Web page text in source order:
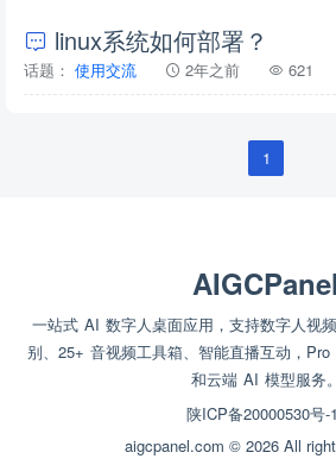
linux系统如何部署？
话题： 使用交流 2年之前 621
1
AIGCPanel
一站式 AI 数字人桌面应用，支持数字人视
别、25+ 音视频工具箱、智能直播互动，
和云端 AI 模型服务。
陕ICP备20000530号-
aigcpanel.com © 2026 All